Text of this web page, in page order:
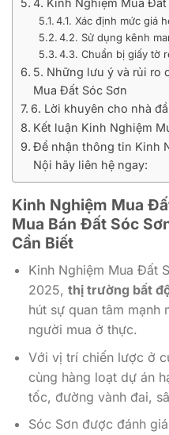
4. Kinh Nghiệm Mua Đất
4.1. Xác định mức giá
4.2. Sử dụng kênh
4.3. Chuẩn bị giấy tờ
5. Những lưu ý và rủi ro
Mua Đất Sóc Sơn
6. Lời khuyên cho nhà
Kết luận Kinh Nghiệm
Để nhận thông tin Kinh
Nội hãy liên hệ ngay:
Kinh Nghiệm Mua
Mua Bán Đất Sóc
Cần Biết
Kinh Nghiệm Mua Đất
2025, thị trường bất
hút sự quan tâm mạnh
người mua ở thực.
Với vị trí chiến lược ở
cùng hàng loạt dự án
tốc, đường vành đai,
Sóc Sơn được đánh